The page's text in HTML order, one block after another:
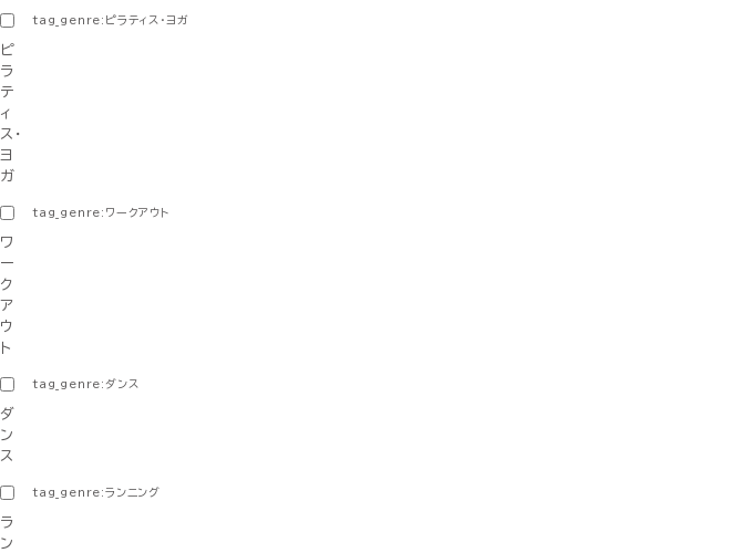
tag_genre:ピラティス・ヨガ
ピ
ラ
テ
ィ
ス・
ヨ
ガ
tag_genre:ワークアウト
ワ
ー
ク
ア
ウ
ト
tag_genre:ダンス
ダ
ン
ス
tag_genre:ランニング
ラ
ン